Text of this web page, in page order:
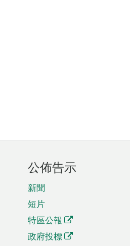
公佈告示
新聞
短片
特區公報
政府投標